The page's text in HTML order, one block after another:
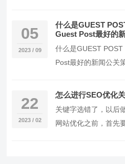
最好是优先构建带有
05
2023 / 09
什么是GUEST
Guest Post最好的
什么是GUEST
Post最好的新闻公关
站，并在他们的网站
22
2023 / 02
怎么进行SEO优化
关键字选错了，以后
网站优化之前，首先